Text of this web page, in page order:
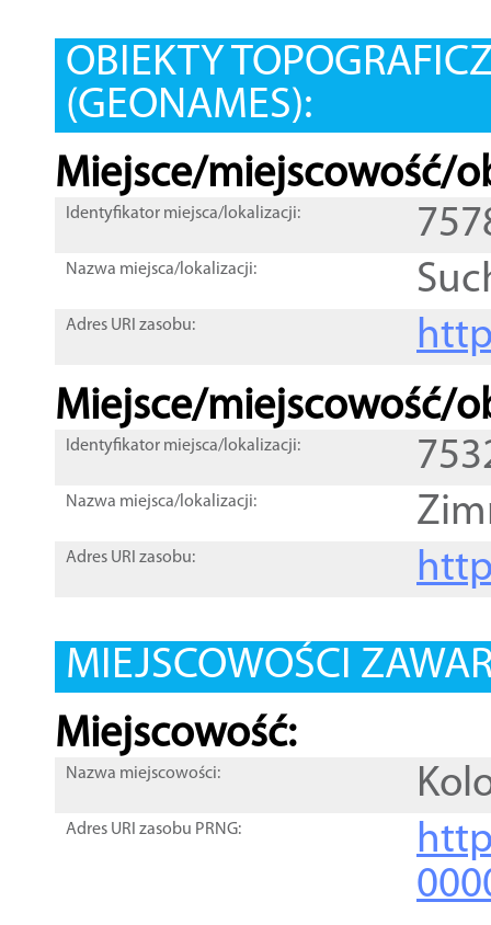
OBIEKTY
(GEONAMES):
Miejsce/miejscowość/
Identyfikator miejsca/lokalizacji:
Nazwa miejsca/lokalizacji:
Adres URI zasobu:
Miejsce/miejscowość/
Identyfikator miejsca/lokalizacji:
Nazwa miejsca/lokalizacji:
Adres URI zasobu:
MIEJSCOWOŚCI
Miejscowość:
Nazwa miejscowości:
Adres URI zasobu PRNG: